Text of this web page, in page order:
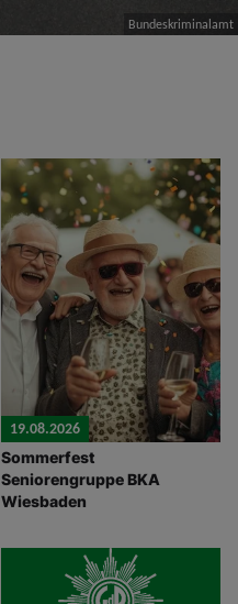
Bundeskriminalamt
19.08.2026
Sommerfest
Seniorengruppe BKA
Wiesbaden